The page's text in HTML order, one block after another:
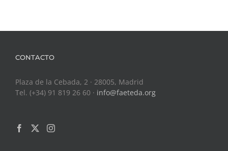
CONTACTO
Plaza de la Cebada, 2 · 28005, Madrid
Tel. (+34) 91 819 26 60 · info@faeteda.org